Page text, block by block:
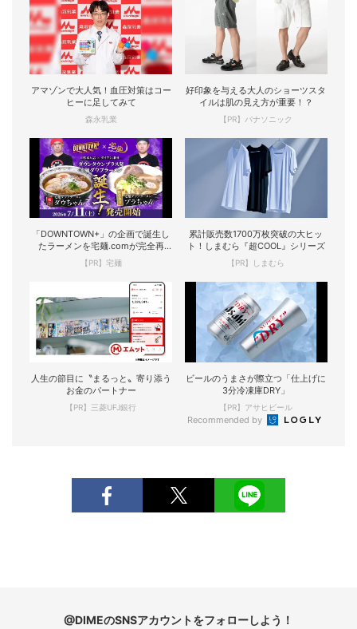
アマゾンで大人気！血圧対策はコー
ヒーに足してみて
森永乳業
好印象を与える大人のショーツスタ
イルは肌の見え方が重要！？
【PR】パナソニック
「DOWNTOWN+」の企画で誕生し
たラーメンを宅麺.comが完全再
現！
【PR】宅麺
累計販売数1700万枚突破の大ヒッ
ト！しまむら『超COOL』シリーズ
【PR】しまむら
人生の節目に〝まるっと〟寄り添う
お金のパートナー
【PR】三菱UFJ銀行
ビールのうまさが際立つ「仕上げに
3分冷凍庫DRY」
【PR】アサヒビール
Recommended by
@DIMEのSNSアカウントをフォローしよう！